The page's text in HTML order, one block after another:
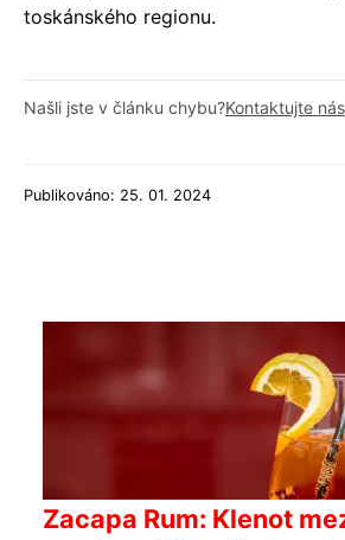
toskánského regionu.
Našli jste v článku chybu?Kontaktujte nás
Publikováno: 25. 01. 2024
Zacapa Rum: Klenot